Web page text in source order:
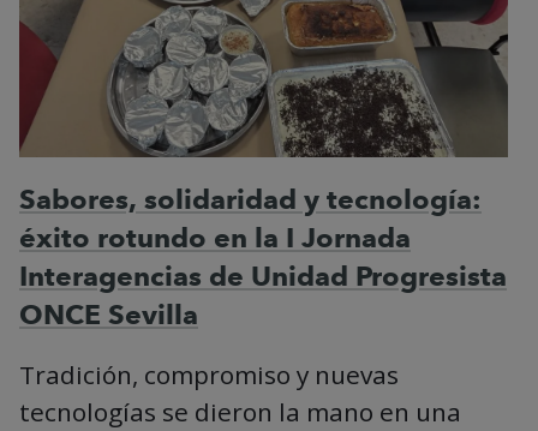
Sabores, solidaridad y tecnología:
éxito rotundo en la I Jornada
Interagencias de Unidad Progresista
ONCE Sevilla
Tradición, compromiso y nuevas
tecnologías se dieron la mano en una